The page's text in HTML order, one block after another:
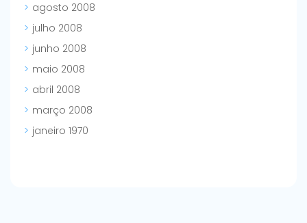
agosto 2008
julho 2008
junho 2008
maio 2008
abril 2008
março 2008
janeiro 1970